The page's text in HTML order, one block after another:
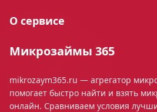
О сервисе
Микрозаймы 365
mikrozaym365.ru — агрегатор
помогает быстро найти и взять
онлайн. Сравниваем условия